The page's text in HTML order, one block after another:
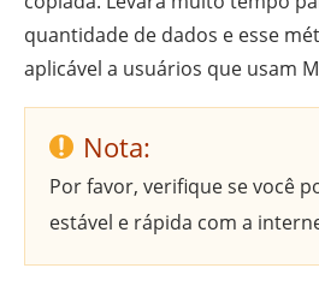
quantidade de dados e esse
aplicável a usuários que usam
Nota:
Por favor, verifique se você
estável e rápida com a